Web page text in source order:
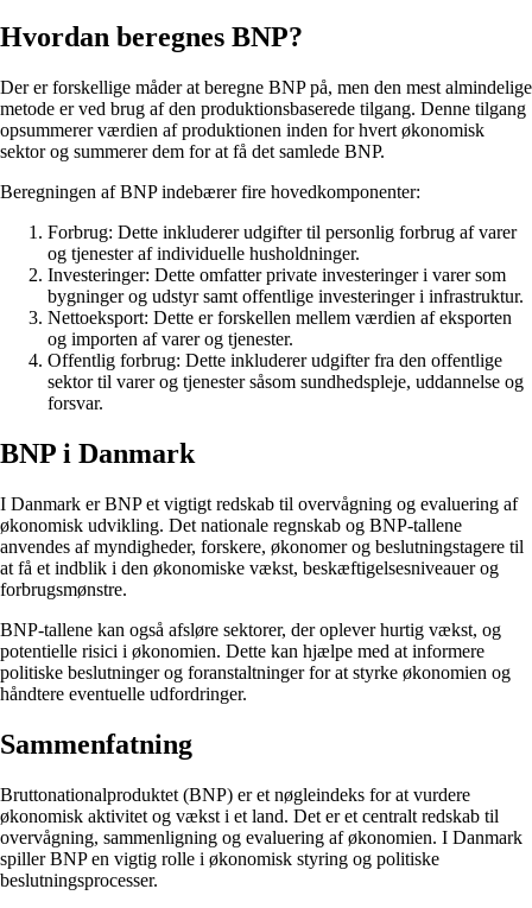
Hvordan beregnes BNP?
Der er forskellige måder at beregne BNP på, men den mest almindelige
metode er ved brug af den produktionsbaserede tilgang. Denne tilgang
opsummerer værdien af produktionen inden for hvert økonomisk
sektor og summerer dem for at få det samlede BNP.
Beregningen af BNP indebærer fire hovedkomponenter:
Forbrug: Dette inkluderer udgifter til personlig forbrug af varer
og tjenester af individuelle husholdninger.
Investeringer: Dette omfatter private investeringer i varer som
bygninger og udstyr samt offentlige investeringer i infrastruktur.
Nettoeksport: Dette er forskellen mellem værdien af eksporten
og importen af varer og tjenester.
Offentlig forbrug: Dette inkluderer udgifter fra den offentlige
sektor til varer og tjenester såsom sundhedspleje, uddannelse og
forsvar.
BNP i Danmark
I Danmark er BNP et vigtigt redskab til overvågning og evaluering af
økonomisk udvikling. Det nationale regnskab og BNP-tallene
anvendes af myndigheder, forskere, økonomer og beslutningstagere til
at få et indblik i den økonomiske vækst, beskæftigelsesniveauer og
forbrugsmønstre.
BNP-tallene kan også afsløre sektorer, der oplever hurtig vækst, og
potentielle risici i økonomien. Dette kan hjælpe med at informere
politiske beslutninger og foranstaltninger for at styrke økonomien og
håndtere eventuelle udfordringer.
Sammenfatning
Bruttonationalproduktet (BNP) er et nøgleindeks for at vurdere
økonomisk aktivitet og vækst i et land. Det er et centralt redskab til
overvågning, sammenligning og evaluering af økonomien. I Danmark
spiller BNP en vigtig rolle i økonomisk styring og politiske
beslutningsprocesser.